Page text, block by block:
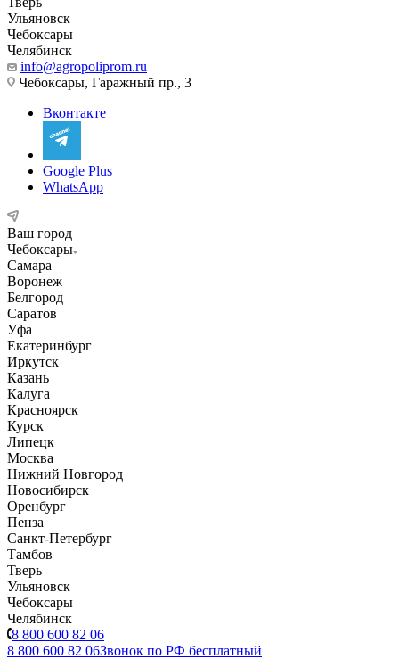
Ульяновск
Чебоксары
Челябинск
info@agropoliprom.ru
Чебоксары, Гаражный пр., 3
Вконтакте
Google Plus
WhatsApp
Ваш город
Чебоксары
Самара
Воронеж
Белгород
Саратов
Уфа
Екатеринбург
Иркутск
Казань
Калуга
Красноярск
Курск
Липецк
Москва
Нижний Новгород
Новосибирск
Оренбург
Пенза
Санкт-Петербург
Тамбов
Тверь
Ульяновск
Чебоксары
Челябинск
8 800 600 82 06
8 800 600 82 06Звонок по РФ бесплатный